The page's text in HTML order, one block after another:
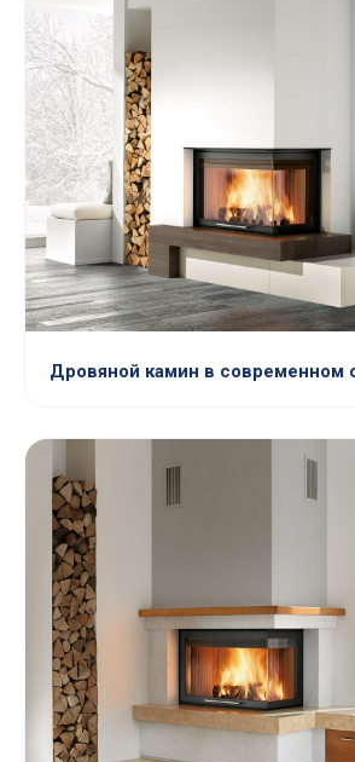
Дровяной камин в современном